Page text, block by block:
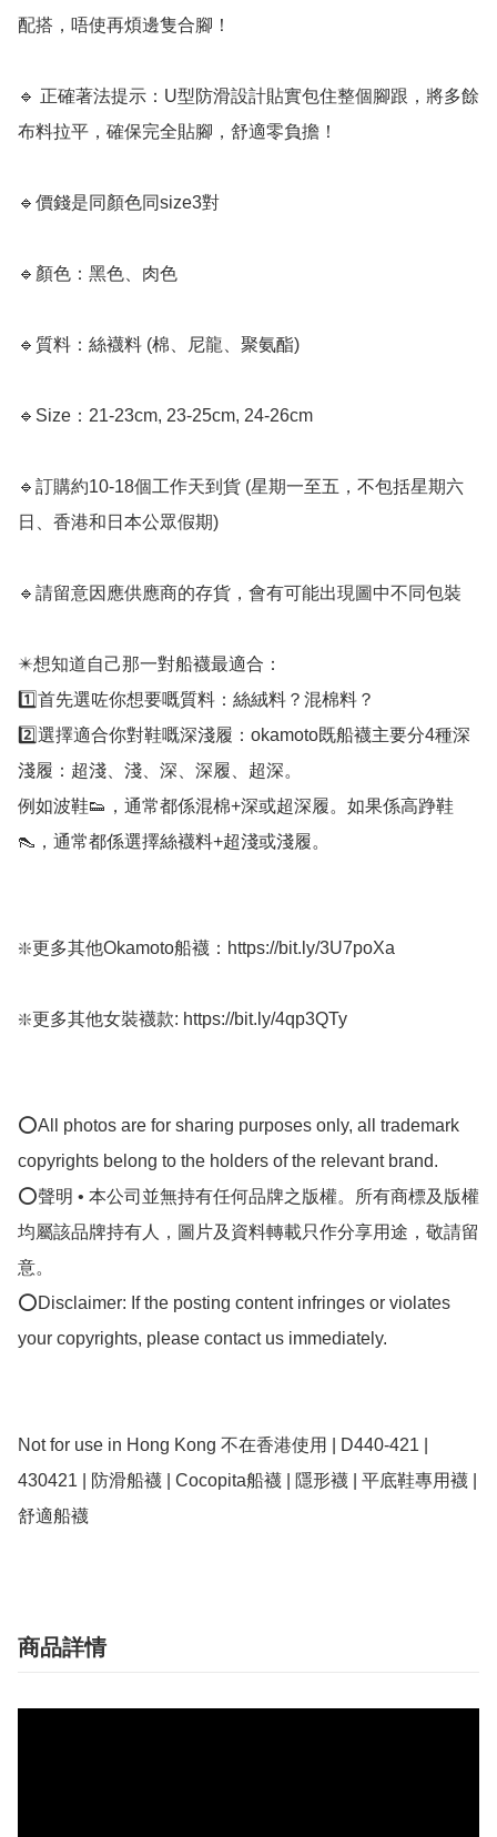
配搭，唔使再煩邊隻合腳！
🔹 正確著法提示：U型防滑設計貼實包住整個腳跟，將多餘
布料拉平，確保完全貼腳，舒適零負擔！
🔹價錢是同顏色同size3對
🔹顏色：黑色、肉色
🔹質料：絲襪料 (棉、尼龍、聚氨酯)
🔹Size：21-23cm, 23-25cm, 24-26cm
🔹訂購約10-18個工作天到貨 (星期一至五，不包括星期六
日、香港和日本公眾假期) ﻿
🔹請留意因應供應商的存貨，會有可能出現圖中不同包裝
✴️想知道自己那一對船襪最適合：
1️⃣首先選咗你想要嘅質料：絲絨料？混棉料？
2️⃣選擇適合你對鞋嘅深淺履：okamoto既船襪主要分4種深
淺履：超淺、淺、深、深履、超深。
例如波鞋👟，通常都係混棉+深或超深履。如果係高踭鞋
👠，通常都係選擇絲襪料+超淺或淺履。
❇️更多其他Okamoto船襪：https://bit.ly/3U7poXa
❇️更多其他女裝襪款: https://bit.ly/4qp3QTy
⭕All photos are for sharing purposes only, all trademark
copyrights belong to the holders of the relevant brand.
⭕聲明 • 本公司並無持有任何品牌之版權。所有商標及版權
均屬該品牌持有人，圖片及資料轉載只作分享用途，敬請留
意。
⭕Disclaimer: If the posting content infringes or violates
your copyrights, please contact us immediately.
Not for use in Hong Kong 不在香港使用 | D440-421 |
430421 | 防滑船襪 | Cocopita船襪 | 隱形襪 | 平底鞋專用襪 |
商品詳情